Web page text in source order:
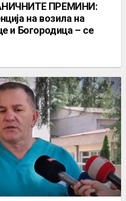
ПРЕМИНИ:
на возила на
и Богородица – се